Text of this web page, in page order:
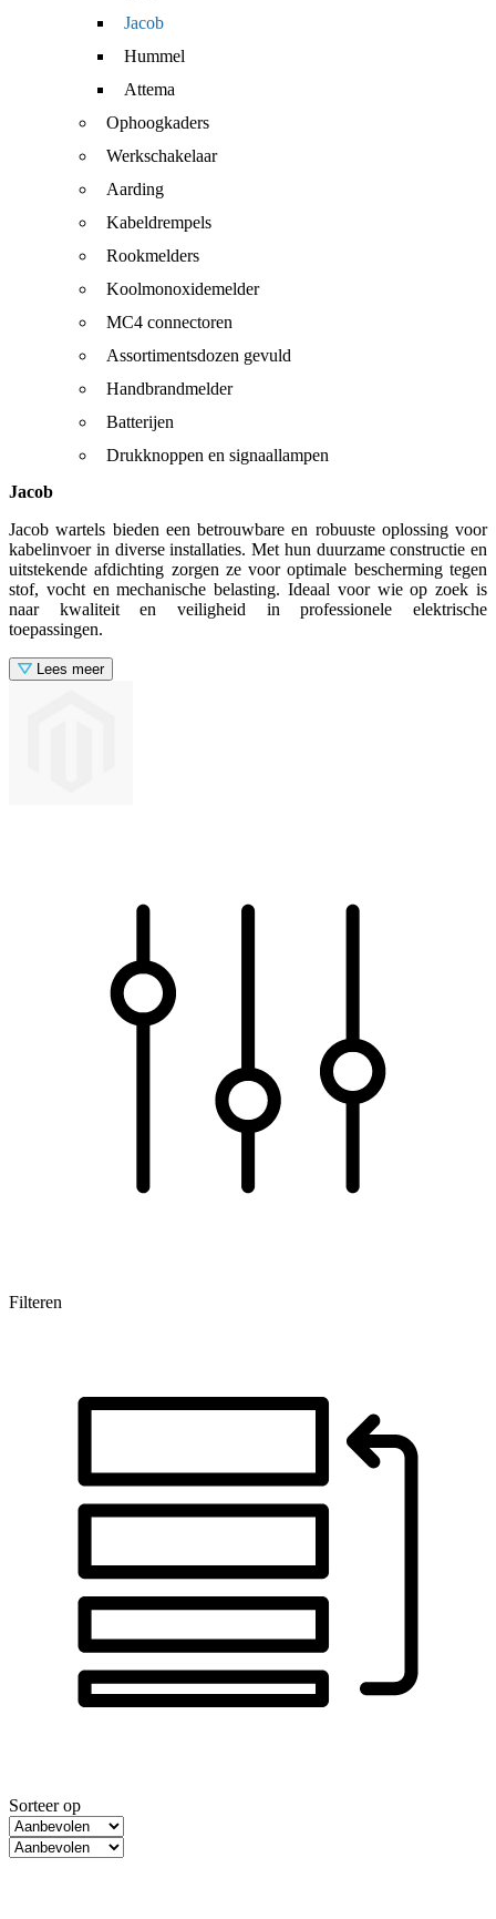
Jacob
Hummel
Attema
Ophoogkaders
Werkschakelaar
Aarding
Kabeldrempels
Rookmelders
Koolmonoxidemelder
MC4 connectoren
Assortimentsdozen gevuld
Handbrandmelder
Batterijen
Drukknoppen en signaallampen
Jacob
Jacob wartels bieden een betrouwbare en robuuste oplossing voor
kabelinvoer in diverse installaties. Met hun duurzame constructie en
uitstekende afdichting zorgen ze voor optimale bescherming tegen
stof, vocht en mechanische belasting. Ideaal voor wie op zoek is
naar kwaliteit en veiligheid in professionele elektrische
toepassingen.
Lees meer
Filteren
Sorteer op